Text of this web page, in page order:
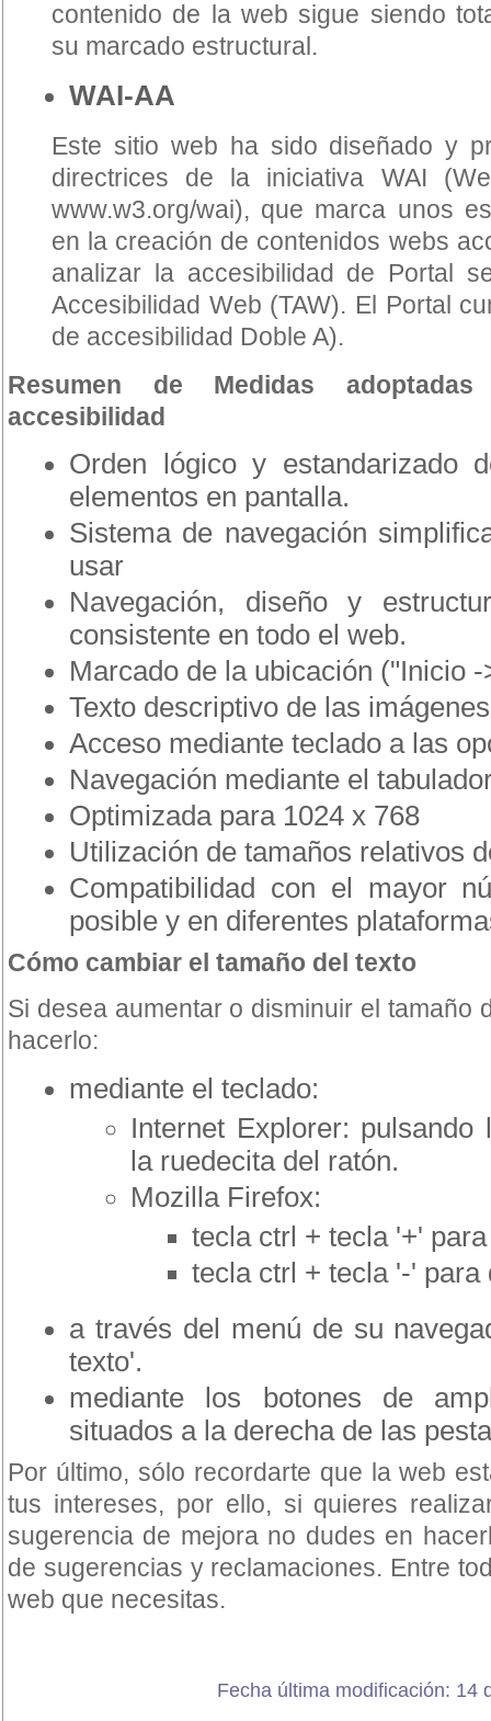
contenido de la web sigue siendo
su marcado estructural.
WAI-AA
Este sitio web ha sido diseñado y
directrices de la iniciativa WAI
www.w3.org/wai), que marca unos
en la creación de contenidos webs
analizar la accesibilidad de Portal
Accesibilidad Web (TAW). El Portal
de accesibilidad Doble A).
Resumen de Medidas
accesibilidad
Orden lógico y estandarizado
elementos en pantalla.
Sistema de navegación
usar
Navegación, diseño y
consistente en todo el web.
Marcado de la ubicación ("Inicio -
Texto descriptivo de las
Acceso mediante teclado a las
Navegación mediante el
Optimizada para 1024 x 768
Utilización de tamaños relativos
Compatibilidad con el mayor
posible y en diferentes
Cómo cambiar el tamaño del texto
Si desea aumentar o disminuir el tamaño
hacerlo:
mediante el teclado:
Internet Explorer:
la ruedecita del ratón.
Mozilla Firefox:
tecla ctrl + tecla '+'
tecla ctrl + tecla '-' para
a través del menú de su
texto'.
mediante los botones de
situados a la derecha de las
Por último, sólo recordarte que la web
tus intereses, por ello, si quieres
sugerencia de mejora no dudes en
de sugerencias y reclamaciones. Entre
web que necesitas.
Fecha última modificación: 14